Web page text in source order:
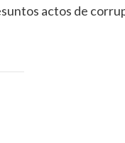
actos de